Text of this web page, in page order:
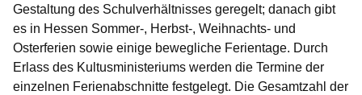
Gestaltung des Schulverhältnisses geregelt; danach gibt
es in Hessen Sommer-, Herbst-, Weihnachts- und
Osterferien sowie einige bewegliche Ferientage. Durch
Erlass des Kultusministeriums werden die Termine der
einzelnen Ferienabschnitte festgelegt. Die Gesamtzahl der